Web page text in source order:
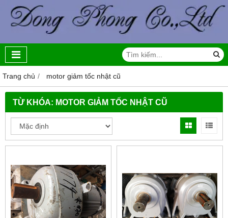
Trang chủ motor giảm tốc nhật cũ
TỪ KHÓA: MOTOR GIẢM TỐC NHẬT CŨ